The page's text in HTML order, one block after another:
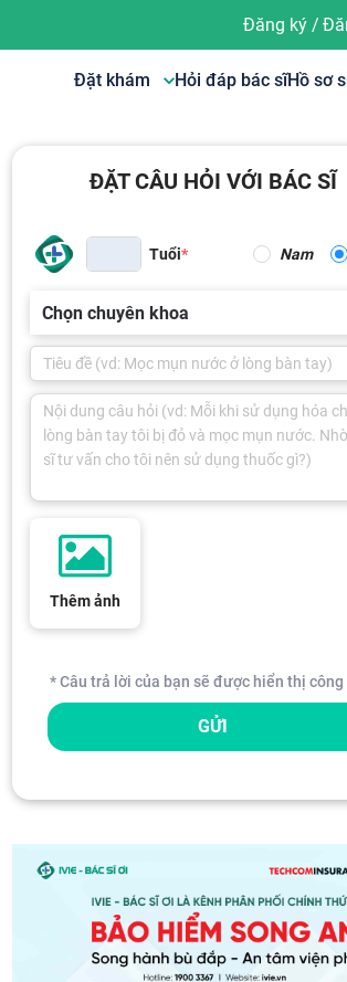
Đăng ký/
Đặt khám Hỏi đáp bác sĩHồ sơ
ĐẶT CÂU HỎI VỚI BÁC SĨ
Tuổi Nam
Chọn chuyên khoa
Thêm ảnh
* Câu trả lời của bạn sẽ được hiển thị công
GỬI